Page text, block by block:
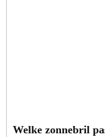
Welke zonnebril